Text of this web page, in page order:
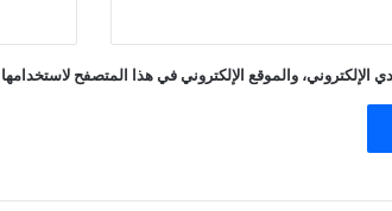
والموقع الإلكتروني في هذا المتصفح